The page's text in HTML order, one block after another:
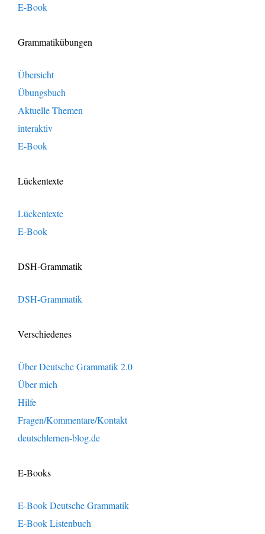
E-Book
Grammatikübungen
Übersicht
Übungsbuch
Aktuelle Themen
interaktiv
E-Book
Lückentexte
Lückentexte
E-Book
DSH-Grammatik
DSH-Grammatik
Verschiedenes
Über Deutsche Grammatik 2.0
Über mich
Hilfe
Fragen/Kommentare/Kontakt
deutschlernen-blog.de
E-Books
E-Book Deutsche Grammatik
E-Book Listenbuch